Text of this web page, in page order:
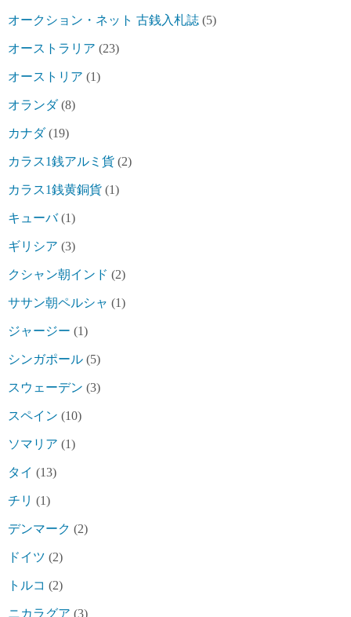
オークション・ネット 古銭入札誌 (5)
オーストラリア (23)
オーストリア (1)
オランダ(8)
カナダ(19)
カラス1銭アルミ貨 (2)
カラス1銭黄銅貨 (1)
キューバ(1)
ギリシア (3)
クシャン朝インド (2)
ササン朝ペルシャ (1)
ジャージー (1)
シンガポール (5)
スウェーデン (3)
スペイン (10)
ソマリア (1)
タイ (13)
チリ (1)
デンマーク (2)
ドイツ (2)
トルコ (2)
ニカラグア (3)